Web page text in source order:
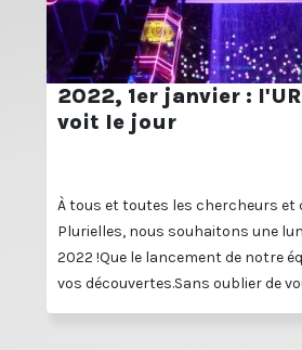
2022, 1er janvier :
voit le jour
À tous et toutes les chercheurs et
Plurielles, nous souhaitons une
2022 !Que le lancement de notre
vos découvertes.Sans oublier de